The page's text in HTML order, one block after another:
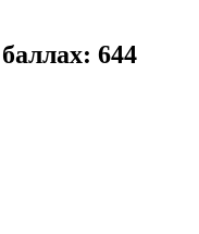
644